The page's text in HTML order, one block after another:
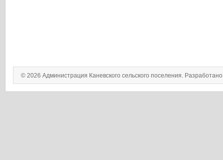
© 2026 Администрация Каневского сельского поселения.